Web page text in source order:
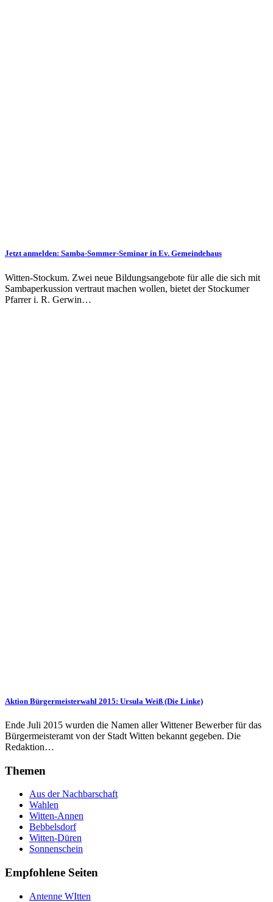
Jetzt anmelden: Samba-Sommer-Seminar in Ev. Gemeindehaus
Witten-Stockum. Zwei neue Bildungsangebote für alle die sich mit
Sambaperkussion vertraut machen wollen, bietet der Stockumer
Pfarrer i. R. Gerwin…
Aktion Bürgermeisterwahl 2015: Ursula Weiß (Die Linke)
Ende Juli 2015 wurden die Namen aller Wittener Bewerber für das
Bürgermeisteramt von der Stadt Witten bekannt gegeben. Die
Redaktion…
Themen
Aus der Nachbarschaft
Wahlen
Witten-Annen
Bebbelsdorf
Witten-Düren
Sonnenschein
Empfohlene Seiten
Antenne WItten